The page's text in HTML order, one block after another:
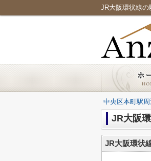
JR大阪環状線
中央区本町駅
JR大阪
JR大阪環状